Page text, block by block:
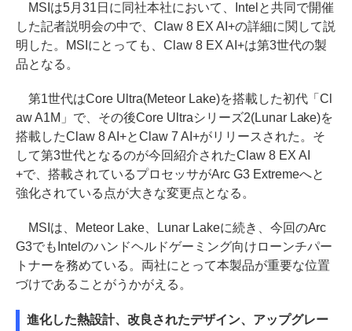
MSIは5月31日に同社本社において、Intelと共同で開催
した記者説明会の中で、Claw 8 EX AI+の詳細に関して説
明した。MSIにとっても、Claw 8 EX AI+は第3世代の製
品となる。
第1世代はCore Ultra(Meteor Lake)を搭載した初代「Cl
aw A1M」で、その後Core Ultraシリーズ2(Lunar Lake)を
搭載したClaw 8 AI+とClaw 7 AI+がリリースされた。そ
して第3世代となるのが今回紹介されたClaw 8 EX AI
+で、搭載されているプロセッサがArc G3 Extremeへと
強化されている点が大きな変更点となる。
MSIは、Meteor Lake、Lunar Lakeに続き、今回のArc
G3でもIntelのハンドヘルドゲーミング向けローンチパー
トナーを務めている。両社にとって本製品が重要な位置
づけであることがうかがえる。
進化した熱設計、改良されたデザイン、アップグレー